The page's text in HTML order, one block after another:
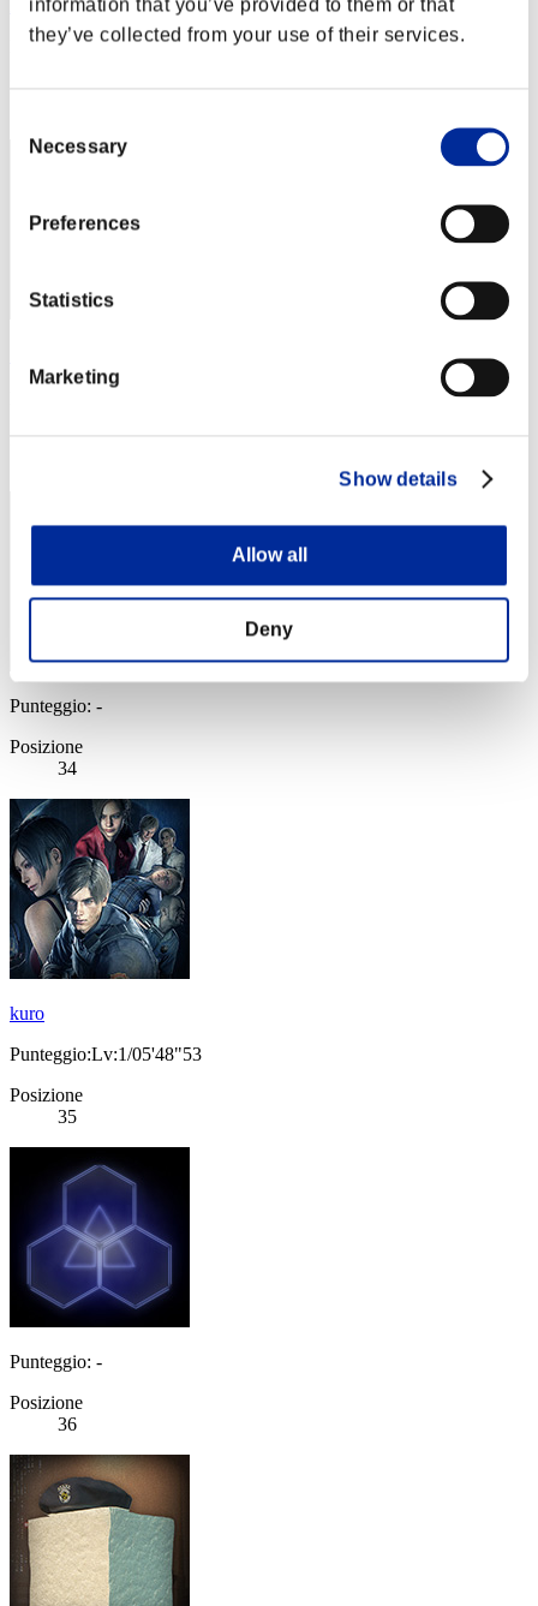
information that you’ve provided to them or that
they’ve collected from your use of their services.
Selection
Necessary
Preferences
Statistics
Marketing
Show details
Allow all
Deny
FujiZan0492
Punteggio:Lv:1/05'41"72
Posizione
Posizione
Punteggio: -
Posizione
34
kuro
Punteggio:Lv:1/05'48"53
Posizione
35
Punteggio: -
Posizione
36